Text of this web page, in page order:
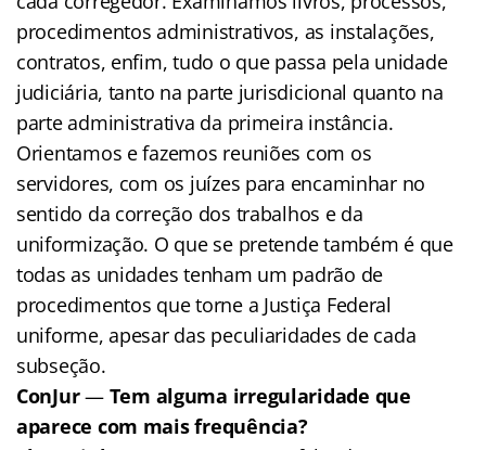
procedimentos administrativos, as instalações,
contratos, enfim, tudo o que passa pela unidade
judiciária, tanto na parte jurisdicional quanto na
parte administrativa da primeira instância.
Orientamos e fazemos reuniões com os
servidores, com os juízes para encaminhar no
sentido da correção dos trabalhos e da
uniformização. O que se pretende também é que
todas as unidades tenham um padrão de
procedimentos que torne a Justiça Federal
uniforme, apesar das peculiaridades de cada
subseção.
ConJur—Tem alguma irregularidade que
aparece com mais frequência?